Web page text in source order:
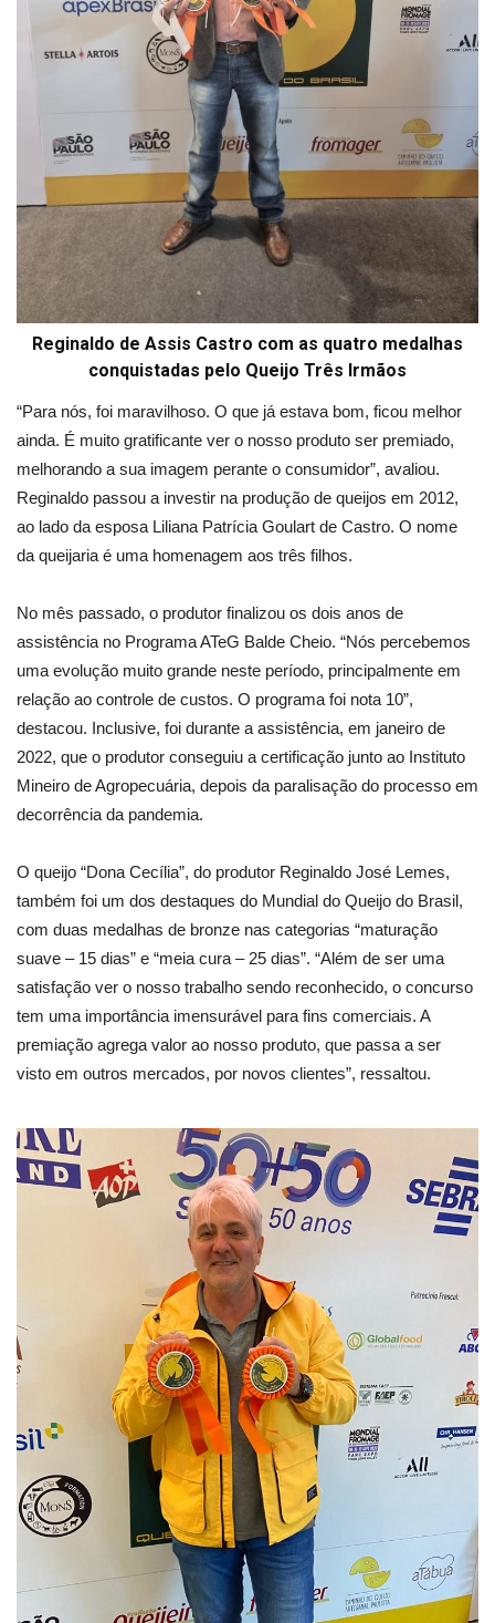
Reginaldo de Assis Castro com as quatro medalhas
conquistadas pelo Queijo Três Irmãos
“Para nós, foi maravilhoso. O que já estava bom, ficou melhor
ainda. É muito gratificante ver o nosso produto ser premiado,
melhorando a sua imagem perante o consumidor”, avaliou.
Reginaldo passou a investir na produção de queijos em 2012,
ao lado da esposa Liliana Patrícia Goulart de Castro. O nome
da queijaria é uma homenagem aos três filhos.
No mês passado, o produtor finalizou os dois anos de
assistência no Programa ATeG Balde Cheio. “Nós percebemos
uma evolução muito grande neste período, principalmente em
relação ao controle de custos. O programa foi nota 10”,
destacou. Inclusive, foi durante a assistência, em janeiro de
2022, que o produtor conseguiu a certificação junto ao Instituto
Mineiro de Agropecuária, depois da paralisação do processo em
decorrência da pandemia.
O queijo “Dona Cecília”, do produtor Reginaldo José Lemes,
também foi um dos destaques do Mundial do Queijo do Brasil,
com duas medalhas de bronze nas categorias “maturação
suave – 15 dias” e “meia cura – 25 dias”. “Além de ser uma
satisfação ver o nosso trabalho sendo reconhecido, o concurso
tem uma importância imensurável para fins comerciais. A
premiação agrega valor ao nosso produto, que passa a ser
visto em outros mercados, por novos clientes”, ressaltou.